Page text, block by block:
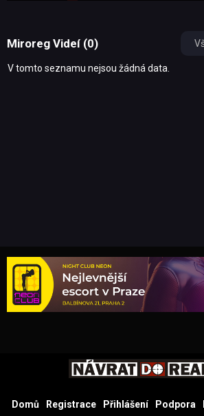
Miroreg Videí (0)
V tomto seznamu nejsou žádná data.
Domů Registrace Přihlášení Podpora